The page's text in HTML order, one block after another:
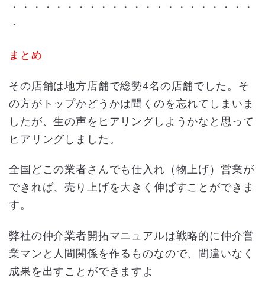
・・・・・・・・・・・・・・・・・・・・・・
・
まとめ
その店舗は地方店舗で総勢4名の店舗でした。そ
の方がトップかどうかは聞くのを忘れてしまいま
したが、生の声をヒアリングしようかなと思って
ヒアリングしました。
全国どこの業者さんでも仕入れ（物上げ）営業が
できれば、売り上げを大きく伸ばすことができま
す。
弊社の仲介業者開拓マニュアルは戦略的に仲介営
業マンと人間関係を作るものなので、間違いなく
成果を出すことができますよ